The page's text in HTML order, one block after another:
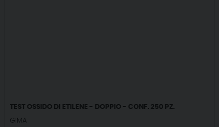
TEST OSSIDO DI ETILENE - DOPPIO - CONF. 250 PZ.
GIMA